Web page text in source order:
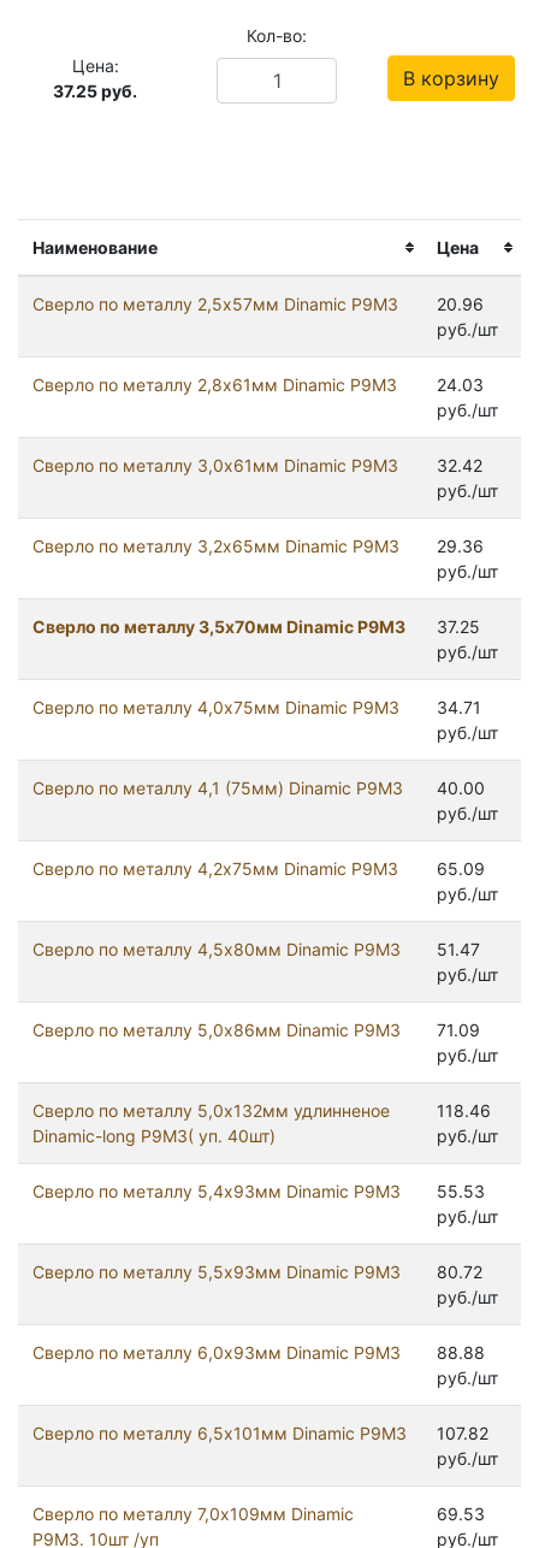
Наименование Цена
Сверло по металлу 2,5х57мм Dinamic Р9М3
20.96
руб./шт
Сверло по металлу 2,8х61мм Dinamic Р9М3
24.03
руб./шт
Сверло по металлу 3,0х61мм Dinamic Р9М3
32.42
руб./шт
Сверло по металлу 3,2х65мм Dinamic Р9М3
29.36
руб./шт
Сверло по металлу 3,5х70мм Dinamic Р9М3
37.25
руб./шт
Сверло по металлу 4,0х75мм Dinamic Р9М3
34.71
руб./шт
Сверло по металлу 4,1 (75мм) Dinamic Р9М3
40.00
руб./шт
Сверло по металлу 4,2х75мм Dinamic Р9М3
65.09
руб./шт
Сверло по металлу 4,5х80мм Dinamic Р9М3
51.47
руб./шт
Сверло по металлу 5,0х86мм Dinamic Р9М3
71.09
руб./шт
Сверло по металлу 5,0х132мм удлинненое
Dinamic-long Р9М3( уп. 40шт)
118.46
руб./шт
Сверло по металлу 5,4х93мм Dinamic Р9М3
55.53
руб./шт
Сверло по металлу 5,5х93мм Dinamic Р9М3
80.72
руб./шт
Сверло по металлу 6,0х93мм Dinamic Р9М3
88.88
руб./шт
Сверло по металлу 6,5х101мм Dinamic Р9М3
107.82
руб./шт
Сверло по металлу 7,0х109мм Dinamic
Р9М3. 10шт /уп
69.53
руб./шт
Цена:
37.25руб.
Кол-во:
В корзину